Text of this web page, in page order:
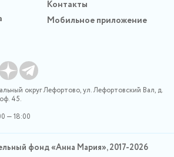
Контакты
Мобильное приложение
округ Лефортово, ул. Лефортовский Вал, д.
45.
— 18:00
фонд «Анна Мария», 2017-2026